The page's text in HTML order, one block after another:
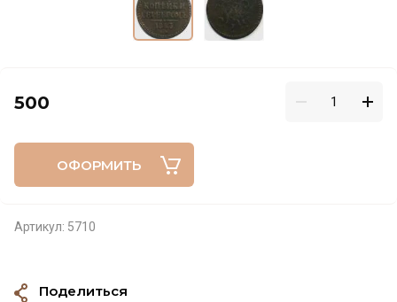
500
ОФОРМИТЬ
Артикул: 5710
Поделиться